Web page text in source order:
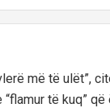
më të ulët”,
të kuq”